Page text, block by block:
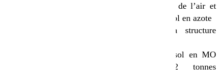
Fixe l’azote de l’air et
enrichie le sol en azote
Améliore la structure
Enrichit le sol en MO
(jusqu’à 2 tonnes